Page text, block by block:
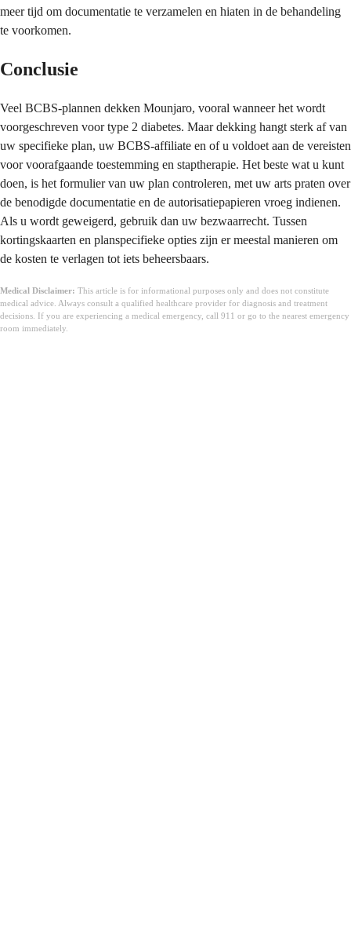
meer tijd om documentatie te verzamelen en hiaten in de behandeling
te voorkomen.
Conclusie
Veel BCBS-plannen dekken Mounjaro, vooral wanneer het wordt
voorgeschreven voor type 2 diabetes. Maar dekking hangt sterk af van
uw specifieke plan, uw BCBS-affiliate en of u voldoet aan de vereisten
voor voorafgaande toestemming en staptherapie. Het beste wat u kunt
doen, is het formulier van uw plan controleren, met uw arts praten over
de benodigde documentatie en de autorisatiepapieren vroeg indienen.
Als u wordt geweigerd, gebruik dan uw bezwaarrecht. Tussen
kortingskaarten en planspecifieke opties zijn er meestal manieren om
de kosten te verlagen tot iets beheersbaars.
Medical Disclaimer: This article is for informational purposes only and does not constitute
medical advice. Always consult a qualified healthcare provider for diagnosis and treatment
decisions. If you are experiencing a medical emergency, call 911 or go to the nearest emergency
room immediately.